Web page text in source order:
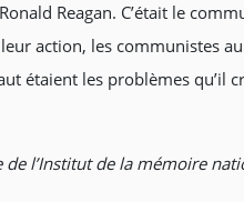
Reagan. C’était le
action, les communistes
étaient les problèmes qu’il
de l’Institut de la mémoire